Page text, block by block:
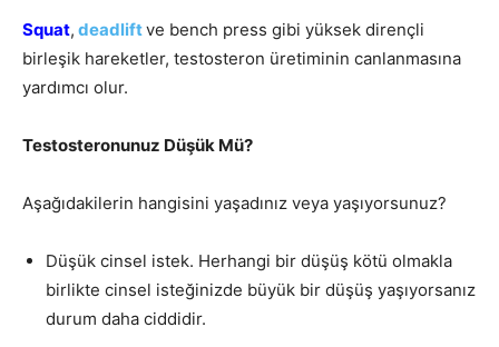
Squat, deadliftve bench press gibi yüksek dirençli
birleşik hareketler, testosteron üretiminin canlanmasına
yardımcı olur.
Testosteronunuz Düşük Mü?
Aşağıdakilerin hangisini yaşadınız veya yaşıyorsunuz?
Düşük cinsel istek. Herhangi bir düşüş kötü olmakla
birlikte cinsel isteğinizde büyük bir düşüş yaşıyorsanız
durum daha ciddidir.